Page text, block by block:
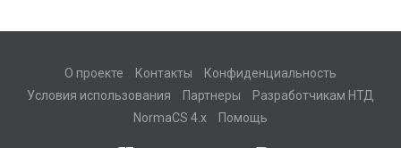
О проекте Контакты
Конфиденциальность
Условия использования
Партнеры
Разработчикам НТД
NormaCS 4.x
Помощь